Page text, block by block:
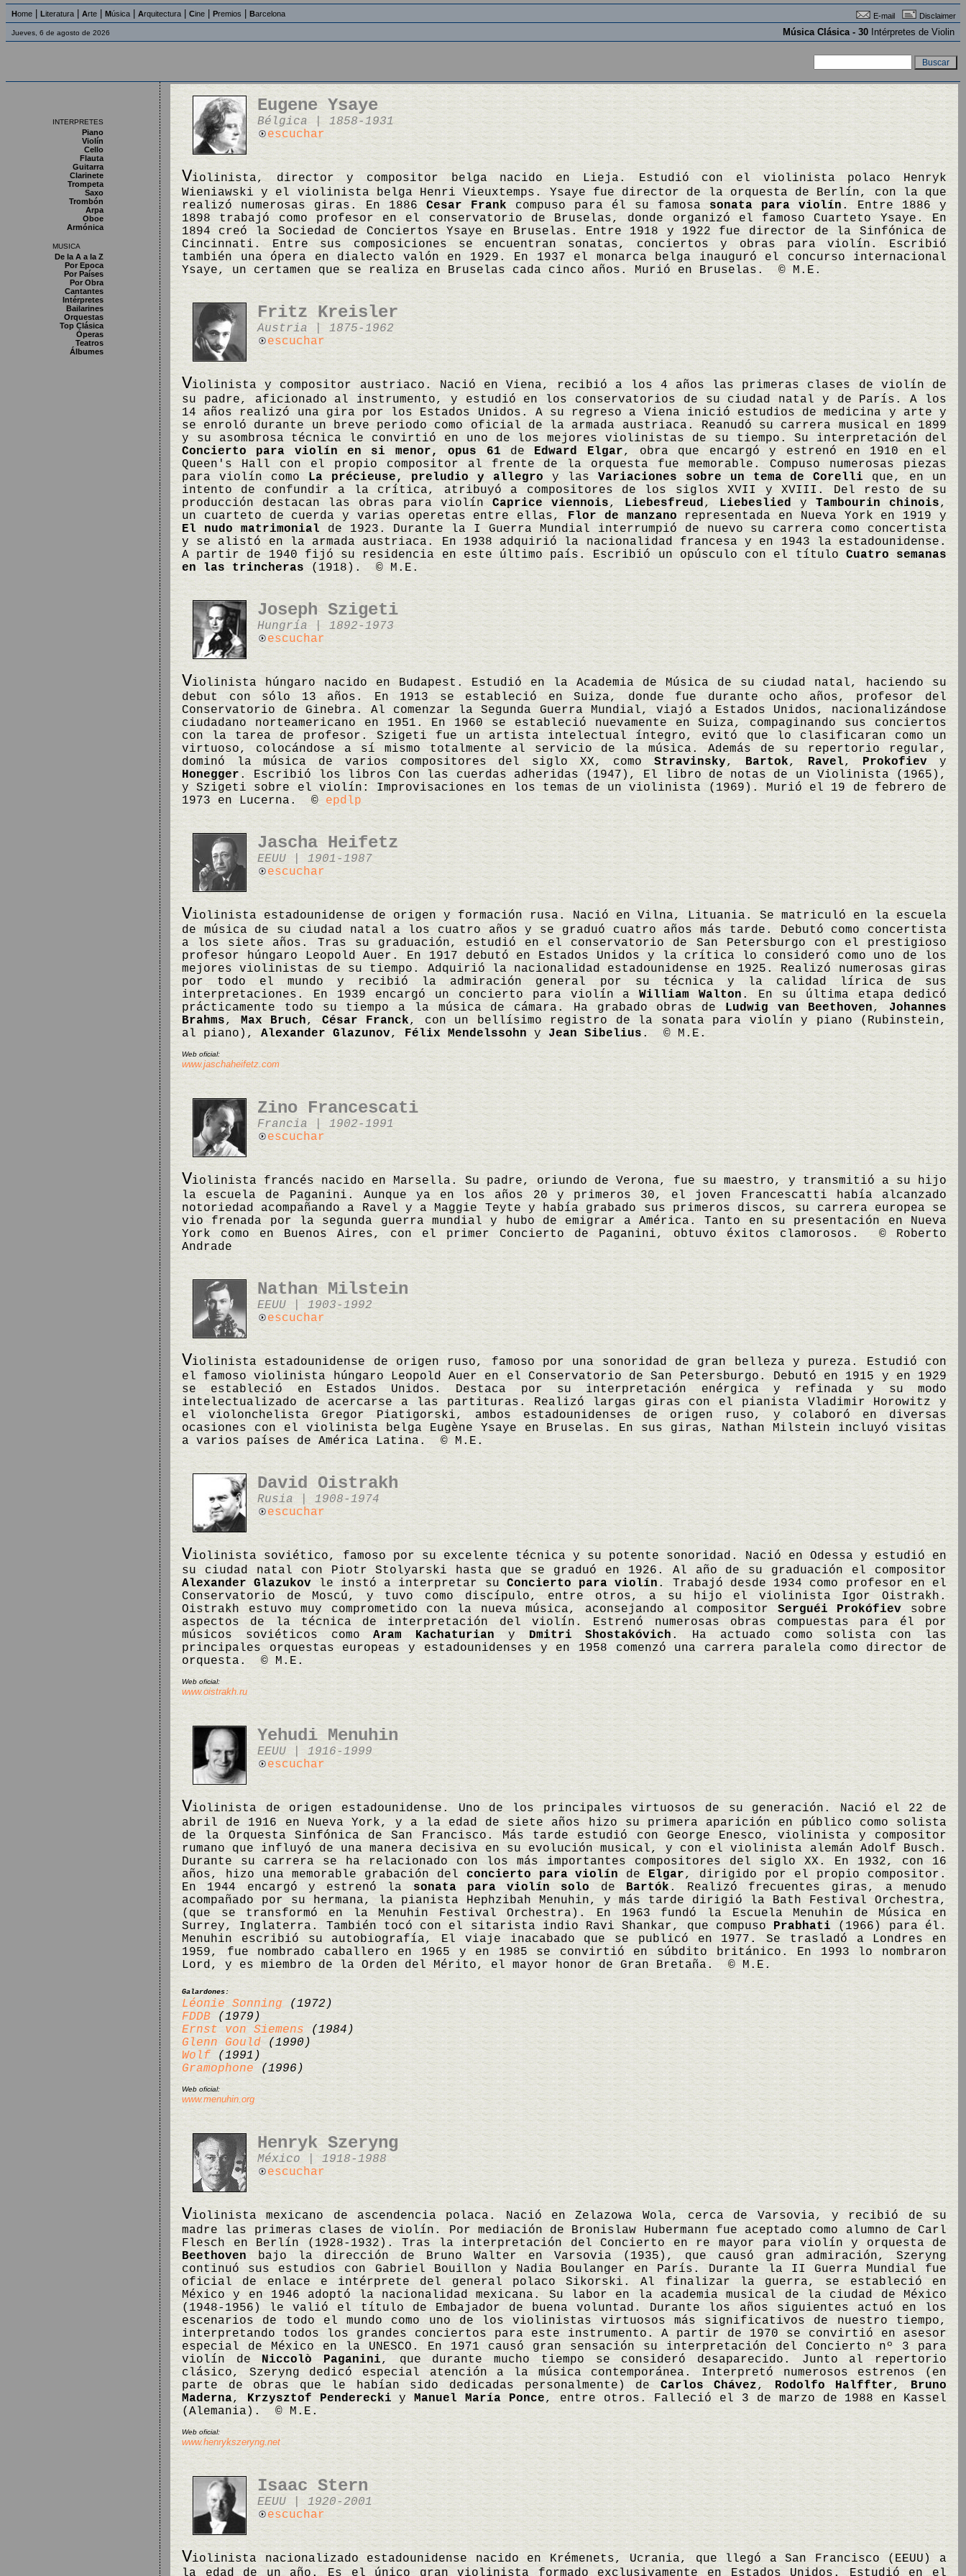
Home Literatura Arte Música Arquitectura Cine Premios Barcelona E-mail Disclaimer
Jueves, 6 de agosto de 2026 Música Clásica - 30 Intérpretes de Violin
INTERPRETES
Piano
Violín
Cello
Flauta
Guitarra
Clarinete
Trompeta
Saxo
Trombón
Arpa
Oboe
Armónica
MUSICA
De la A a la Z
Por Epoca
Por Países
Por Obra
Cantantes
Intérpretes
Bailarines
Orquestas
Top Clásica
Óperas
Teatros
Álbumes
Eugene Ysaye
Bélgica | 1858-1931
escuchar
Violinista, director y compositor belga nacido en Lieja. Estudió con el violinista polaco Henryk
Wieniawski y el violinista belga Henri Vieuxtemps. Ysaye fue director de la orquesta de Berlín, con la que
realizó numerosas giras. En 1886 Cesar Frank compuso para él su famosasonata para violín . Entre 1886 y
1898 trabajó como profesor en el conservatorio de Bruselas, donde organizó el famoso Cuarteto Ysaye. En
1894 creó la Sociedad de Conciertos Ysaye en Bruselas. Entre 1918 y 1922 fue director de la Sinfónica de
Cincinnati. Entre sus composiciones se encuentran sonatas, conciertos y obras para violín. Escribió
también una ópera en dialecto valón en 1929. En 1937 el monarca belga inauguró el concurso internacional
Ysaye, un certamen que se realiza en Bruselas cada cinco años. Murió en Bruselas. © M.E.
Fritz Kreisler
Austria | 1875-1962
escuchar
Violinista y compositor austriaco. Nació en Viena, recibió a los 4 años las primeras clases de violín de
su padre, aficionado al instrumento, y estudió en los conservatorios de su ciudad natal y de París. A los
14 años realizó una gira por los Estados Unidos. A su regreso a Viena inició estudios de medicina y arte y
se enroló durante un breve periodo como oficial de la armada austriaca. Reanudó su carrera musical en 1899
y su asombrosa técnica le convirtió en uno de los mejores violinistas de su tiempo. Su interpretación del
Concierto para violín en si menor, opus 61 de Edward Elgar, obra que encargó y estrenó en 1910 en el
Queen's Hall con el propio compositor al frente de la orquesta fue memorable. Compuso numerosas piezas
para violín como La précieuse, preludio y allegro y lasVariaciones sobre un tema de Corelli que, en un
intento de confundir a la crítica, atribuyó a compositores de los siglos XVII y XVIII. Del resto de su
producción destacan las obras para violín Caprice viennois, Liebesfreud, Liebeslied yTambourin chinois,
un cuarteto de cuerda y varias operetas entre ellas, Flor de manzano representada en Nueva York en 1919 y
El nudo matrimonialde 1923. Durante la I Guerra Mundial interrumpió de nuevo su carrera como concertista
y se alistó en la armada austriaca. En 1938 adquirió la nacionalidad francesa y en 1943 la estadounidense.
A partir de 1940 fijó su residencia en este último país. Escribió un opúsculo con el título Cuatro semanas
en las trincheras (1918). © M.E.
Joseph Szigeti
Hungría | 1892-1973
escuchar
Violinista húngaro nacido en Budapest. Estudió en la Academia de Música de su ciudad natal, haciendo su
debut con sólo 13 años. En 1913 se estableció en Suiza, donde fue durante ocho años, profesor del
Conservatorio de Ginebra. Al comenzar la Segunda Guerra Mundial, viajó a Estados Unidos, nacionalizándose
ciudadano norteamericano en 1951. En 1960 se estableció nuevamente en Suiza, compaginando sus conciertos
con la tarea de profesor. Szigeti fue un artista intelectual íntegro, evitó que lo clasificaran como un
virtuoso, colocándose a sí mismo totalmente al servicio de la música. Además de su repertorio regular,
dominó la música de varios compositores del siglo XX, comoStravinsky, Bartok, Ravel, Prokofievy
Honegger . Escribió los libros Con las cuerdas adheridas (1947), El libro de notas de un Violinista (1965),
y Szigeti sobre el violín: Improvisaciones en los temas de un violinista (1969). Murió el 19 de febrero de
1973 en Lucerna. © epdlp
Jascha Heifetz
EEUU | 1901-1987
escuchar
Violinista estadounidense de origen y formación rusa. Nació en Vilna, Lituania. Se matriculó en la escuela
de música de su ciudad natal a los cuatro años y se graduó cuatro años más tarde. Debutó como concertista
a los siete años. Tras su graduación, estudió en el conservatorio de San Petersburgo con el prestigioso
profesor húngaro Leopold Auer. En 1917 debutó en Estados Unidos y la crítica lo consideró como uno de los
mejores violinistas de su tiempo. Adquirió la nacionalidad estadounidense en 1925. Realizó numerosas giras
por todo el mundo y recibió la admiración general por su técnica y la calidad lírica de sus
interpretaciones. En 1939 encargó un concierto para violín aWilliam Walton. En su última etapa dedicó
prácticamente todo su tiempo a la música de cámara. Ha grabado obras deLudwig van Beethoven,Johannes
Brahms, Max Bruch,César Franck, con un bellísimo registro de la sonata para violín y piano (Rubinstein,
al piano), Alexander Glazunov, Félix Mendelssohn y Jean Sibelius. © M.E.
Web oficial:
www.jaschaheifetz.com
Zino Francescati
Francia | 1902-1991
escuchar
Violinista francés nacido en Marsella. Su padre, oriundo de Verona, fue su maestro, y transmitió a su hijo
la escuela de Paganini. Aunque ya en los años 20 y primeros 30, el joven Francescatti había alcanzado
notoriedad acompañando a Ravel y a Maggie Teyte y había grabado sus primeros discos, su carrera europea se
vio frenada por la segunda guerra mundial y hubo de emigrar a América. Tanto en su presentación en Nueva
York como en Buenos Aires, con el primer Concierto de Paganini, obtuvo éxitos clamorosos. © Roberto
Andrade
Nathan Milstein
EEUU | 1903-1992
escuchar
Violinista estadounidense de origen ruso, famoso por una sonoridad de gran belleza y pureza. Estudió con
el famoso violinista húngaro Leopold Auer en el Conservatorio de San Petersburgo. Debutó en 1915 y en 1929
se estableció en Estados Unidos. Destaca por su interpretación enérgica y refinada y su modo
intelectualizado de acercarse a las partituras. Realizó largas giras con el pianista Vladimir Horowitz y
el violonchelista Gregor Piatigorski, ambos estadounidenses de origen ruso, y colaboró en diversas
ocasiones con el violinista belga Eugène Ysaye en Bruselas. En sus giras, Nathan Milstein incluyó visitas
a varios países de América Latina. © M.E.
David Oistrakh
Rusia | 1908-1974
escuchar
Violinista soviético, famoso por su excelente técnica y su potente sonoridad. Nació en Odessa y estudió en
su ciudad natal con Piotr Stolyarski hasta que se graduó en 1926. Al año de su graduación el compositor
Alexander Glazukov le instó a interpretar suConcierto para violín . Trabajó desde 1934 como profesor en el
Conservatorio de Moscú, y tuvo como discípulo, entre otros, a su hijo el violinista Igor Oistrakh.
Oistrakh estuvo muy comprometido con la nueva música, aconsejando al compositor Serguéi Prokófiev sobre
aspectos de la técnica de interpretación del violín. Estrenó numerosas obras compuestas para él por
músicos soviéticos comoAram Kachaturian y Dmitri Shostakóvich. Ha actuado como solista con las
principales orquestas europeas y estadounidenses y en 1958 comenzó una carrera paralela como director de
orquesta. © M.E.
Web oficial:
www.oistrakh.ru
Yehudi Menuhin
EEUU | 1916-1999
escuchar
Violinista de origen estadounidense. Uno de los principales virtuosos de su generación. Nació el 22 de
abril de 1916 en Nueva York, y a la edad de siete años hizo su primera aparición en público como solista
de la Orquesta Sinfónica de San Francisco. Más tarde estudió con George Enesco, violinista y compositor
rumano que influyó de una manera decisiva en su evolución musical, y con el violinista alemán Adolf Busch.
Durante su carrera se ha relacionado con los más importantes compositores del siglo XX. En 1932, con 16
años, hizo una memorable grabación del concierto para violín de Elgar, dirigido por el propio compositor.
En 1944 encargó y estrenó la sonata para violín solo de Bartók. Realizó frecuentes giras, a menudo
acompañado por su hermana, la pianista Hephzibah Menuhin, y más tarde dirigió la Bath Festival Orchestra,
(que se transformó en la Menuhin Festival Orchestra). En 1963 fundó la Escuela Menuhin de Música en
Surrey, Inglaterra. También tocó con el sitarista indio Ravi Shankar, que compuso Prabhati(1966) para él.
Menuhin escribió su autobiografía, El viaje inacabado que se publicó en 1977. Se trasladó a Londres en
1959, fue nombrado caballero en 1965 y en 1985 se convirtió en súbdito británico. En 1993 lo nombraron
Lord, y es miembro de la Orden del Mérito, el mayor honor de Gran Bretaña. © M.E.
Galardones:
Léonie Sonning (1972)
FDDB (1979)
Ernst von Siemens (1984)
Glenn Gould(1990)
Wolf (1991)
Gramophone (1996)
Web oficial:
www.menuhin.org
Henryk Szeryng
México | 1918-1988
escuchar
Violinista mexicano de ascendencia polaca. Nació en Zelazowa Wola, cerca de Varsovia, y recibió de su
madre las primeras clases de violín. Por mediación de Bronislaw Hubermann fue aceptado como alumno de Carl
Flesch en Berlín (1928-1932). Tras la interpretación del Concierto en re mayor para violín y orquesta de
Beethoven bajo la dirección de Bruno Walter en Varsovia (1935), que causó gran admiración, Szeryng
continuó sus estudios con Gabriel Bouillon y Nadia Boulanger en París. Durante la II Guerra Mundial fue
oficial de enlace e intérprete del general polaco Sikorski. Al finalizar la guerra, se estableció en
México y en 1946 adoptó la nacionalidad mexicana. Su labor en la academia musical de la ciudad de México
(1948-1956) le valió el título de Embajador de buena voluntad. Durante los años siguientes actuó en los
escenarios de todo el mundo como uno de los violinistas virtuosos más significativos de nuestro tiempo,
interpretando todos los grandes conciertos para este instrumento. A partir de 1970 se convirtió en asesor
especial de México en la UNESCO. En 1971 causó gran sensación su interpretación del Concierto nº 3 para
violín de Niccolò Paganini, que durante mucho tiempo se consideró desaparecido. Junto al repertorio
clásico, Szeryng dedicó especial atención a la música contemporánea. Interpretó numerosos estrenos (en
parte de obras que le habían sido dedicadas personalmente) de Carlos Chávez, Rodolfo Halffter, Bruno
Maderna, Krzysztof PendereckiyManuel María Ponce, entre otros. Falleció el 3 de marzo de 1988 en Kassel
(Alemania). © M.E.
Web oficial:
www.henrykszeryng.net
Isaac Stern
EEUU | 1920-2001
escuchar
Violinista nacionalizado estadounidense nacido en Krémenets, Ucrania, que llegó a San Francisco (EEUU) a
la edad de un año. Es el único gran violinista formado exclusivamente en Estados Unidos. Estudió en el